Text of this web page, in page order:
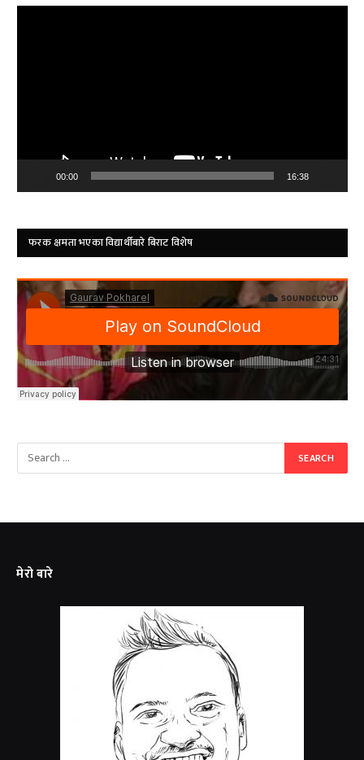
00:00 16:38
फरक क्षमता भएका विद्यार्थीबारे बिराट विशेष
मेरो बारे